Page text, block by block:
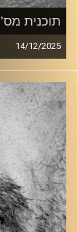
תוכנית מס' 352
14/12/2025
זיפים,
כל מה שחי,
עם שמוליק
קרדיט